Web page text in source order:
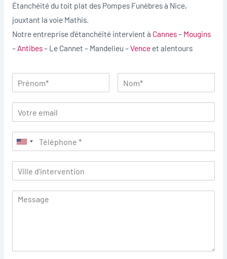
Étanchéité du toit plat des Pompes Funèbres à Nice,
jouxtant la voie Mathis.
Notre entreprise d’étanchéité intervient à Cannes– Mougins
– Antibes– Le Cannet – Mandelieu –Venceet alentours